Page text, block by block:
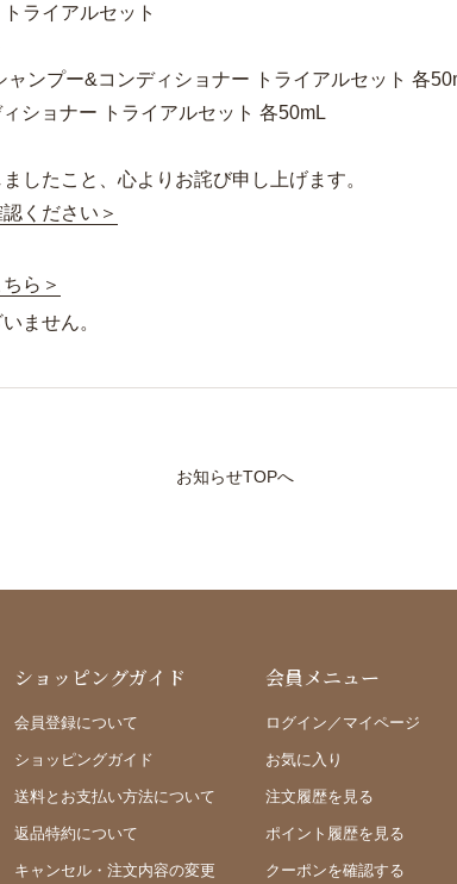
ライアルセット
ャンプー&コンディショナー トライアルセット 各
ショナー トライアルセット 各50mL
したこと、心よりお詫び申し上げます。
ください＞
ら＞
ません。
お知らせTOPへ
ショッピングガイド
会員登録について
ショッピングガイド
送料とお支払い方法について
返品特約について
キャンセル・注文内容の変更
会員メニュー
ログイン／マイページ
お気に入り
注文履歴を見る
ポイント履歴を見る
クーポンを確認する